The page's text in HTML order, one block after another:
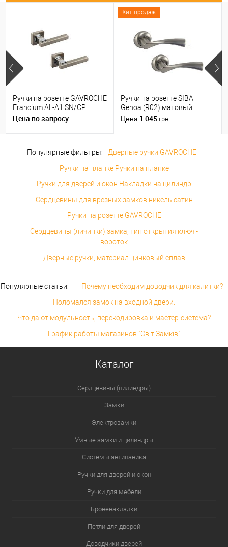
Ручки на розетте GAVROCHE
Francium AL-A1 SN/CP
никель/хром
Цена по запросу
Хит продаж
Ручки на розетте SIBA
Genoa (R02) матовый
никель
Цена 1 045 грн.
Популярные фильтры:
Дверные ручки GAVROCHE
Ручки на планке Ручки на планке
Ручки для дверей и окон Накладки на цилиндр
Сердцевины для врезных замков никель сатин
Ручки на розетте GAVROCHE
Сердцевины (личинки) замка, тип открытия ключ -
вороток
Дверные ручки, материал цинковый сплав
Популярные статьи:
Почему необходим доводчик для калитки?
Поломался замок на входной двери.
Что дают модульность, перекодировка и мастер-система?
График работы магазинов "Світ Замків"
Каталог
Сердцевины (цилиндры)
Замки
Электрозамки
Умные замки и цилиндры
Системы антипаника
Ручки для дверей и окон
Ручки для мебели
Броненакладки
Петли для дверей
Доводчики дверей